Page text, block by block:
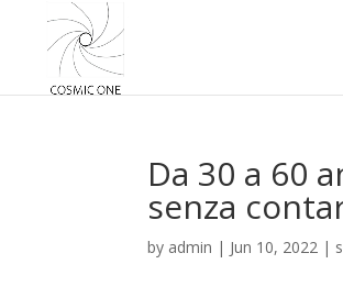
Da 30 a 60
senza
by admin | Jun 10, 2022 |